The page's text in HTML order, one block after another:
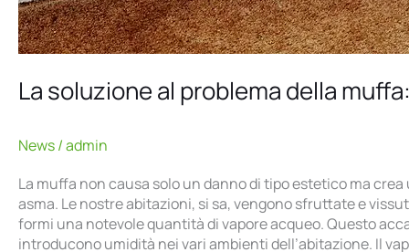
La soluzione al problema della
News/admin
La muffa non causa solo un danno di tipo estetico ma
asma. Le nostre abitazioni, si sa, vengono sfruttate e
formi una notevole quantità di vapore acqueo. Questo
introducono umidità nei vari ambienti dell’abitazione. Il